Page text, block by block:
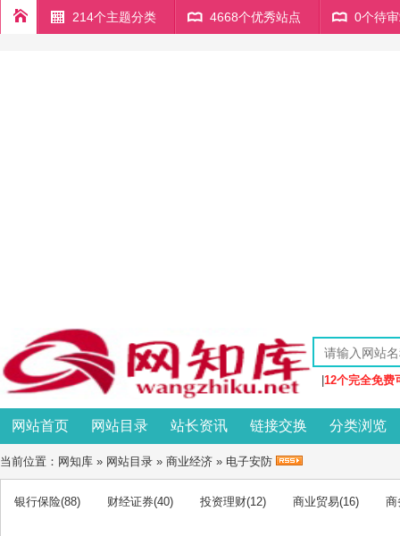
214个主题分类 4668个优秀站点 0个待
12个完全免费
网站首页 网站目录 站长资讯 链接交换 分类浏览
当前位置： 网知库 » 网站目录 » 商业经济 » 电子安防
银行保险(88) 财经证券(40) 投资理财(12) 商业贸易(16) 商